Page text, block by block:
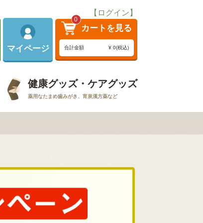
【ログイン】
マイページ
0
カートを見る
合計金額 ¥ 0(税込)
健康グッズ・ケアグッズ
薬用なたまめ歯みがき、宵泉漢方薬など